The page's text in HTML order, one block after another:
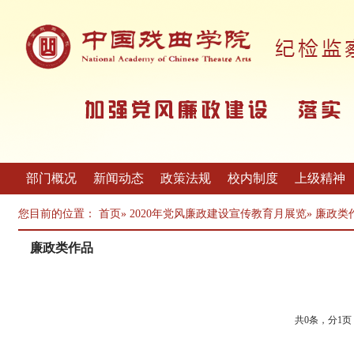
部门概况 新闻动态 政策法规 校内制度 上级精神
您目前的位置： 首页» 2020年党风廉政建设宣传教育月展览» 廉政类
廉政类作品
共0条，分1